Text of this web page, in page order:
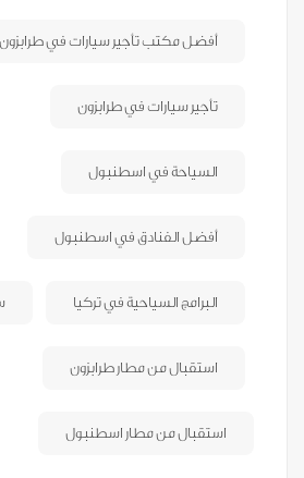
أفضل مكتب تأجير سيارات في طرابزون
تأجير سيارات في طرابزون
السياحة في اسطنبول
أفضل الفنادق في اسطنبول
البرامج السياحية في تركيا
استقبال من مطار طرابزون
استقبال من مطار اسطنبول